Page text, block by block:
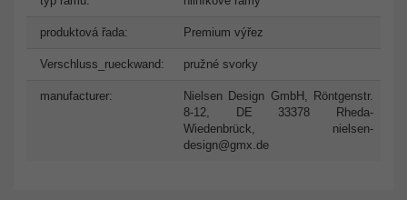
produktová řada: Premium výřez
Verschluss_rueckwand: pružné svorky
manufacturer:
Nielsen Design GmbH, Röntgenstr.
8-12, DE 33378 Rheda-
Wiedenbrück, nielsen-
design@gmx.de